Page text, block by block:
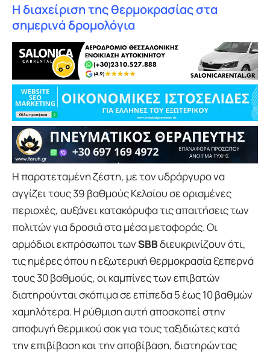
Η διαχείριση της θερμοκρασίας στα
σημερινά δρομολόγια
Η παρατεταμένη ζέστη, με τον υδράργυρο να
αγγίζει τους 39 βαθμούς Κελσίου σε ορισμένες
περιοχές, αυξάνει κατακόρυφα τις απαιτήσεις των
πολιτών για δροσιά στα μέσα μεταφοράς. Οι
αρμόδιοι εκπρόσωποι τωνSBBδιευκρινίζουν ότι,
τις ημέρες όπου η εξωτερική θερμοκρασία ξεπερνά
τους 30 βαθμούς, οι καμπίνες των επιβατών
διατηρούνται σκόπιμα σε επίπεδα 5 έως 10 βαθμών
χαμηλότερα. Η ρύθμιση αυτή αποσκοπεί στην
αποφυγή θερμικού σοκ για τους ταξιδιώτες κατά
την επιβίβαση και την αποβίβαση, διατηρώντας